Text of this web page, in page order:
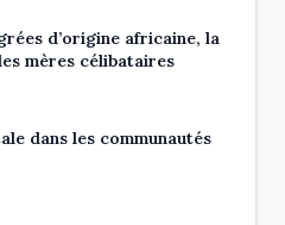
d’origine africaine, la
mères célibataires
dans les communautés